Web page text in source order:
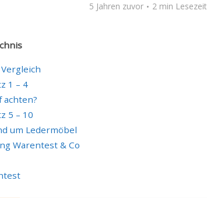
5 Jahren zuvor 2 min Lesezeit
1 – 4
achten?
5 – 10
um Ledermöbel
Warentest & Co